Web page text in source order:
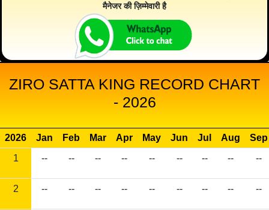
मैनेजर की ज़िम्मेवारी है
ZIRO SATTA KING RECORD CHART
- 2026
2026 Jan Feb Mar Apr May Jun Jul Aug
Sep
1
-- -- -- -- -- -- -- -- --
2 -- -- -- -- -- -- -- -- --